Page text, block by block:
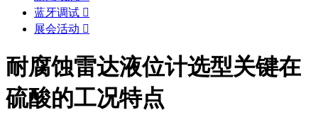
蓝牙调试 
展会活动 
耐腐蚀雷达液位计选型关键在
硫酸的工况特点